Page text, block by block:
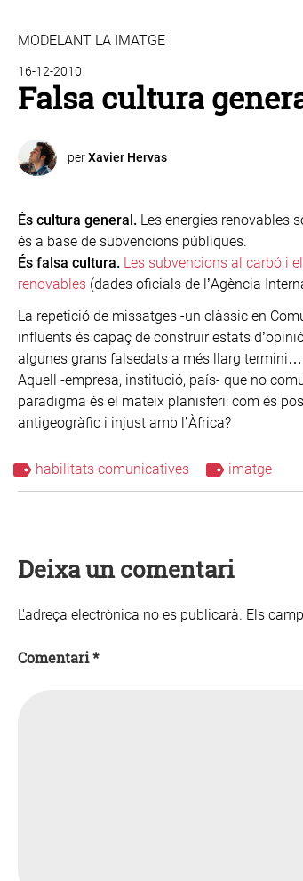
MODELANT LA IMATGE
16-12-2010
Falsa cultura
perXavier Hervas
És cultura general. Les energies renovables
és a base de subvencions públiques.
És falsa cultura. Les subvencions al carbó i
renovables (dades oficials de l’Agència
La repetició de missatges -un clàssic en
influents és capaç de construir estats
algunes grans falsedats a més llarg
Aquell -empresa, institució, país- que no
paradigma és el mateix planisferi: com és
antigeogràfic i injust amb l’Àfrica?
habilitats comunicatives imatge
Deixa un comentari
L'adreça electrònica no es publicarà. Els
Comentari*